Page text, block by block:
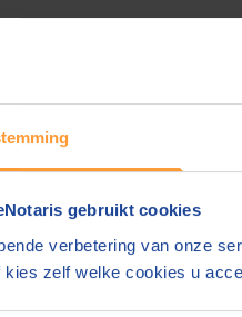
gebruikt cookies
verbetering van onze
kies zelf welke cookies u
Telefoonnummer
Uw telefoonnummer